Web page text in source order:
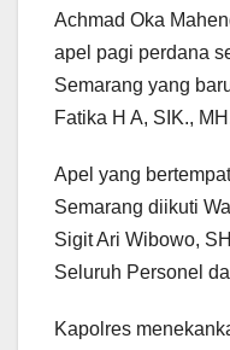
Achmad Oka
apel pagi perdana
Semarang yang
Fatika H A, SIK.,
Apel yang
Semarang diikuti
Sigit Ari Wibowo,
Seluruh Personel
Kapolres